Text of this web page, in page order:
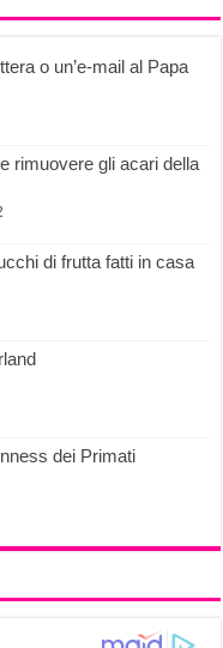
o un’e-mail al Papa
rimuovere gli acari della
di frutta fatti in casa
dei Primati